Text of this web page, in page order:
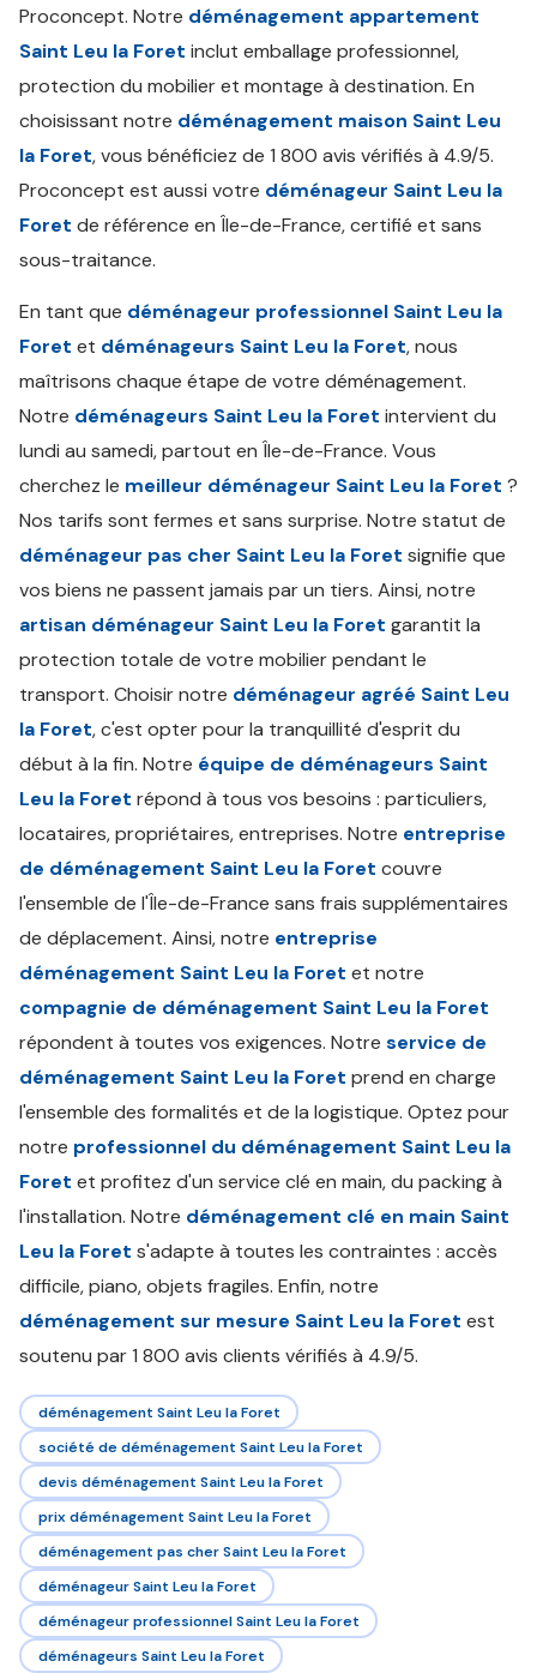
Proconcept. Notre déménagement appartement
Saint Leu la Foret inclut emballage professionnel,
protection du mobilier et montage à destination. En
choisissant notre déménagement maison Saint Leu
la Foret, vous bénéficiez de 1 800 avis vérifiés à 4.9/5.
Proconcept est aussi votre déménageur Saint Leu la
Foret de référence en Île-de-France, certifié et sans
sous-traitance.
En tant que déménageur professionnel Saint Leu la
Foret et déménageurs Saint Leu la Foret, nous
maîtrisons chaque étape de votre déménagement.
Notre déménageurs Saint Leu la Foret intervient du
lundi au samedi, partout en Île-de-France. Vous
cherchez le meilleur déménageur Saint Leu la Foret ?
Nos tarifs sont fermes et sans surprise. Notre statut de
déménageur pas cher Saint Leu la Foret signifie que
vos biens ne passent jamais par un tiers. Ainsi, notre
artisan déménageur Saint Leu la Foret garantit la
protection totale de votre mobilier pendant le
transport. Choisir notre déménageur agréé Saint Leu
la Foret, c'est opter pour la tranquillité d'esprit du
début à la fin. Notre équipe de déménageurs Saint
Leu la Foret répond à tous vos besoins : particuliers,
locataires, propriétaires, entreprises. Notre entreprise
de déménagement Saint Leu la Foret couvre
l'ensemble de l'Île-de-France sans frais supplémentaires
de déplacement. Ainsi, notre entreprise
déménagement Saint Leu la Foret et notre
compagnie de déménagement Saint Leu la Foret
répondent à toutes vos exigences. Notre service de
déménagement Saint Leu la Foret prend en charge
l'ensemble des formalités et de la logistique. Optez pour
notre professionnel du déménagement Saint Leu la
Foret et profitez d'un service clé en main, du packing à
l'installation. Notre déménagement clé en main Saint
Leu la Foret s'adapte à toutes les contraintes : accès
difficile, piano, objets fragiles. Enfin, notre
déménagement sur mesure Saint Leu la Foret est
soutenu par 1 800 avis clients vérifiés à 4.9/5.
déménagement Saint Leu la Foret
société de déménagement Saint Leu la Foret
devis déménagement Saint Leu la Foret
prix déménagement Saint Leu la Foret
déménagement pas cher Saint Leu la Foret
déménageur Saint Leu la Foret
déménageur professionnel Saint Leu la Foret
déménageurs Saint Leu la Foret